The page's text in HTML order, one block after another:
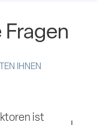
IHNEN
ist